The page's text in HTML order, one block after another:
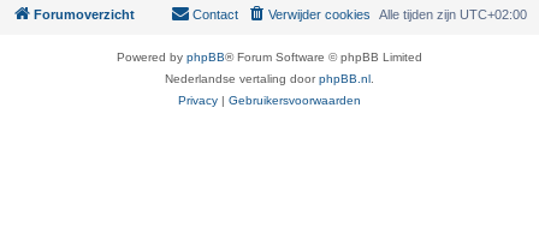
Forumoverzicht Alle tijden zijn UTC+02:00
Verwijder cookies
Contact
Powered by phpBB® Forum Software © phpBB Limited
Nederlandse vertaling doorphpBB.nl
Privacy | Gebruikersvoorwaarden